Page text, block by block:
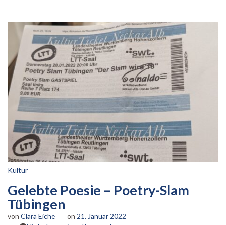
Kultur
Gelebte Poesie – Poetry-Slam
Tübingen
von Clara Eiche on 21. Januar 2022